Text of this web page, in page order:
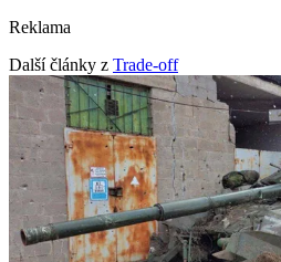
Reklama
Další články z Trade-off